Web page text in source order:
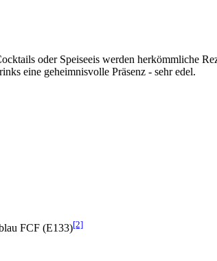
oder Speiseeis werden herkömmliche
eine geheimnisvolle Präsenz - sehr edel.
FCF (E133)[2]